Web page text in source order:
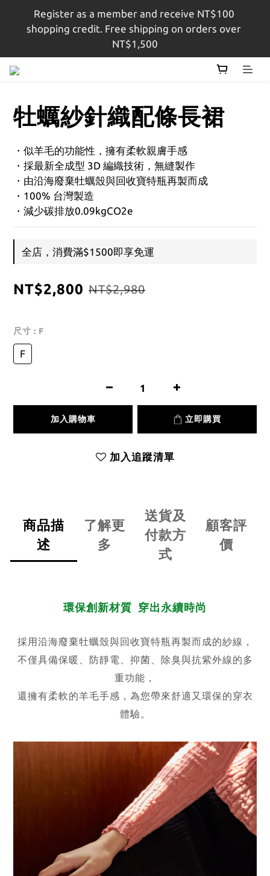
註冊會員即贈$100購物金，結帳金額滿$1,500即享免
運
shopping credit. Free shipping on orders over
NT$1,500
註冊會員即贈$100購物金，結帳金額滿$1,500即享免
牡蠣紗針織配條長裙
・似羊毛的功能性，擁有柔軟親膚手感
・採最新全成型 3D 編織技術，無縫製作
・由沿海廢棄牡蠣殼與回收寶特瓶再製而成
・100% 台灣製造
・減少碳排放0.09kgCO2e
全店，消費滿$1500即享免運
NT$2,800 NT$2,980
尺寸 : F
F
加入購物車 立即購買
加入追蹤清單
商品描
述
了解更
多
送貨及
付款方
式
顧客評
價
環保創新材質 穿出永續時尚
採用沿海廢棄牡蠣殼與回收寶特瓶再製而成的紗線，
不僅具備保暖、防靜電、抑菌、除臭與抗紫外線的多
重功能，
還擁有柔軟的羊毛手感，為您帶來舒適又環保的穿衣
體驗。